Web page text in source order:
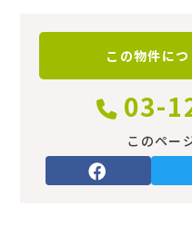
あり
この物件につ
03-
このペー